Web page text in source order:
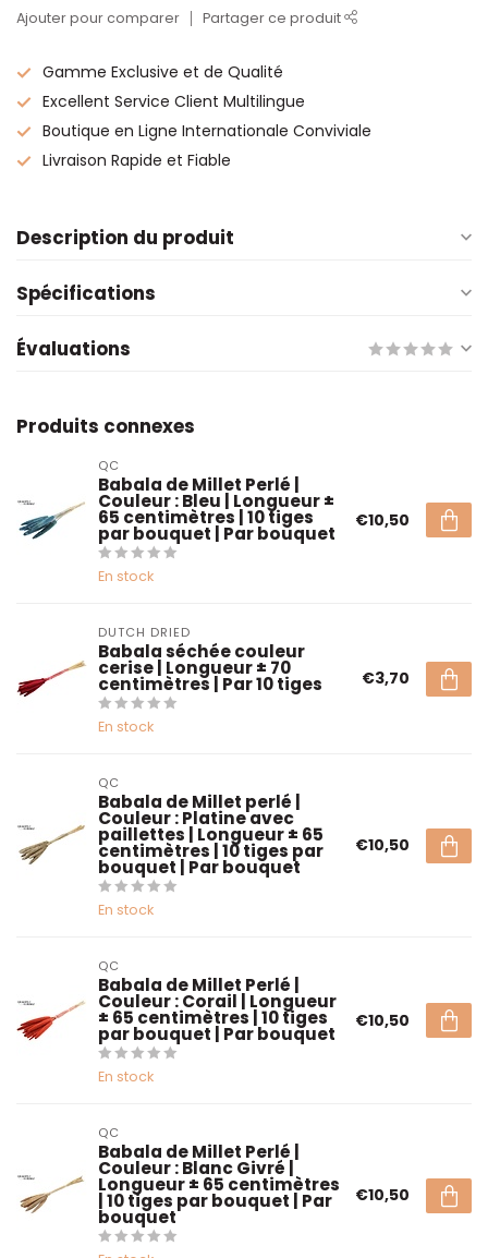
Ajouter pour comparer Partager ce produit
Gamme Exclusive et de Qualité
Excellent Service Client Multilingue
Boutique en Ligne Internationale Conviviale
Livraison Rapide et Fiable
Description du produit
Spécifications
Évaluations
Produits connexes
QC
Babala de Millet Perlé |
Couleur : Bleu | Longueur ±
65 centimètres | 10 tiges
par bouquet | Par bouquet
En stock
€10,50
DUTCH DRIED
Babala séchée couleur
cerise | Longueur ± 70
centimètres | Par 10 tiges
En stock
€3,70
QC
Babala de Millet perlé |
Couleur : Platine avec
paillettes | Longueur ± 65
centimètres | 10 tiges par
bouquet | Par bouquet
En stock
€10,50
QC
Babala de Millet Perlé |
Couleur : Corail | Longueur
± 65 centimètres | 10 tiges
par bouquet | Par bouquet
En stock
€10,50
QC
Babala de Millet Perlé |
Couleur : Blanc Givré |
Longueur ± 65 centimètres
| 10 tiges par bouquet | Par
bouquet
€10,50